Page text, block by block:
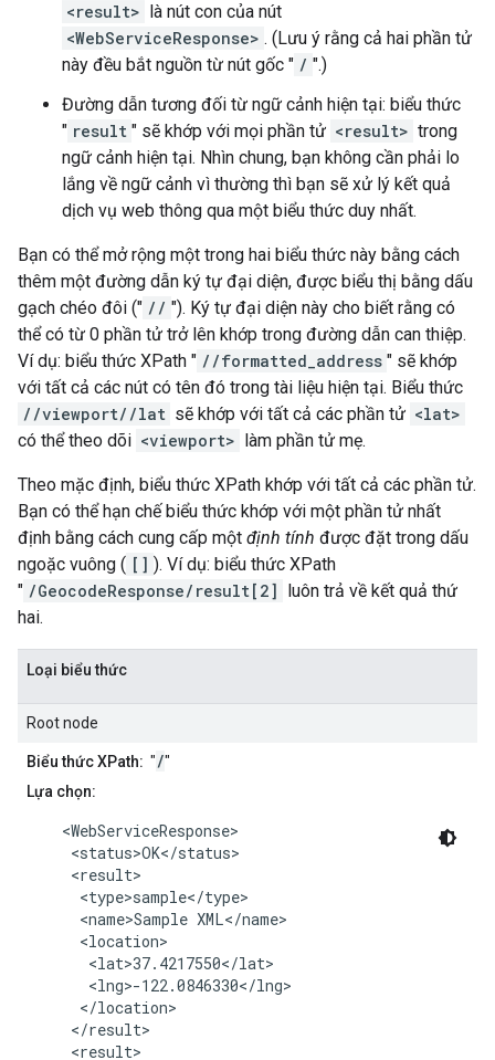
<result> là nút con của nút
<WebServiceResponse> . (Lưu ý rằng cả hai phần tử
này đều bắt nguồn từ nút gốc " / ".)
Đường dẫn tương đối từ ngữ cảnh hiện tại: biểu thức
" result " sẽ khớp với mọi phần tử <result> trong
ngữ cảnh hiện tại. Nhìn chung, bạn không cần phải lo
lắng về ngữ cảnh vì thường thì bạn sẽ xử lý kết quả
dịch vụ web thông qua một biểu thức duy nhất.
Bạn có thể mở rộng một trong hai biểu thức này bằng cách
thêm một đường dẫn ký tự đại diện, được biểu thị bằng dấu
gạch chéo đôi (" // "). Ký tự đại diện này cho biết rằng có
thể có từ 0 phần tử trở lên khớp trong đường dẫn can thiệp.
Ví dụ: biểu thức XPath " //formatted_address " sẽ khớp
với tất cả các nút có tên đó trong tài liệu hiện tại. Biểu thức
//viewport//lat sẽ khớp với tất cả các phần tử <lat>
có thể theo dõi <viewport> làm phần tử mẹ.
Theo mặc định, biểu thức XPath khớp với tất cả các phần tử.
Bạn có thể hạn chế biểu thức khớp với một phần tử nhất
định bằng cách cung cấp một định tính được đặt trong dấu
ngoặc vuông ( [] ). Ví dụ: biểu thức XPath
" /GeocodeResponse/result[2] luôn trả về kết quả thứ
hai.
Loại biểu thức
Root node
Biểu thức XPath: "/"
Lựa chọn:
    <WebServiceResponse>
     <status>OK</status>
     <result>
      <type>sample</type>
      <name>Sample XML</name>
      <location>
       <lat>37.4217550</lat>
       <lng>-122.0846330</lng>
      </location>
     </result>
     <result>